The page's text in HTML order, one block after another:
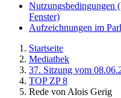
Nutzungsbedingungen
Fenster)
Aufzeichnungen im
Startseite
Mediathek
37. Sitzung vom
TOP ZP 8
Rede von Alois Gerig